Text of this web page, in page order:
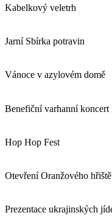
Kabelkový veletrh
Jarní Sbírka potravin
Vánoce v azylovém domě
Benefiční varhanní
Hop Hop Fest
Otevření Oranžového
Prezentace ukrajinských